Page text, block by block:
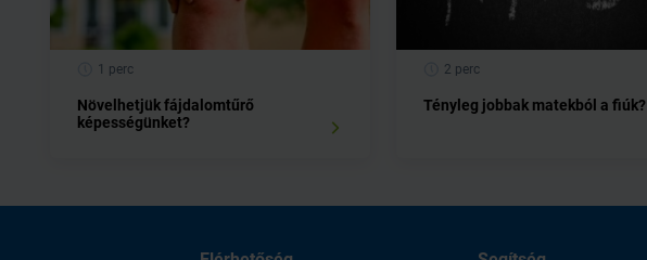
1 perc
Növelhetjük fájdalomtűrő
képességünket?
2 perc
Tényleg jobbak matekból a fiúk?